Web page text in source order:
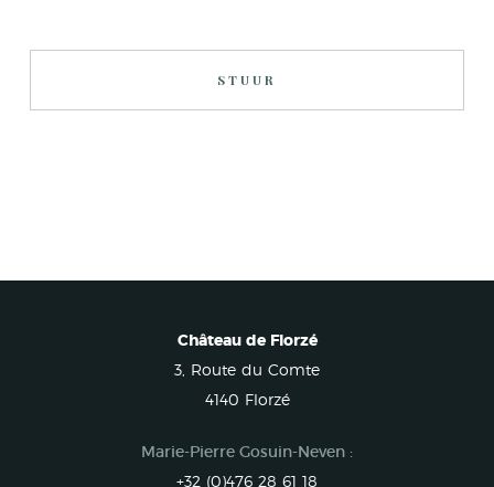
STUUR
Château de Florzé
3, Route du Comte
4140 Florzé
Marie-Pierre Gosuin-Neven :
+32 (0)476 28 61 18